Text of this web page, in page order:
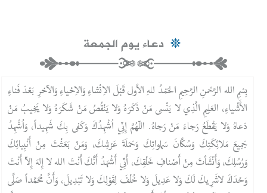
دعاء يوم الجمعة
بِسْمِ الله الرَّحْمنِ الرَّحِيمِ الحَمْدُ للهِ الأول قَبْلَ الاِنْشاءِ وَالاِحْياءِ وَالآخرِ بَعْدَ فَناءِ
الأَشْياءِ، العَلِيمِ الَّذِي لا يَنْسى مَنْ ذَكَرَهُ وَلا يَنْقُصُ مَنْ شَكَرَهُ وَلا يَخِيبُ مَنْ
دَعاهُ وَلا يَقْطَعُ رَجاءَ مَنْ رَجاهُ. اللّهُمَّ إِنِّي اُشْهِدُكَ وَكَفى بِكَ شَهِيداً، وَاُشْهِدُ
جَمِيعَ مَلائِكَتِكَ وَسُكَّانَ سَماواتِكَ وَحَمَلَةَ عَرْشِكَ، وَمَنْ بَعَثْتَ مِنْ أَنْبِيائِكَ
وَرُسُلِكَ، وَأَنْشَأتَ مِنْ أَصْنافِ خَلْقِكَ، أَنِّي أَشْهَدُ أَنَّكَ أَنْتَ الله لا إِلهَ إِلاّ أَنْتَ
وَحْدَكَ لاشَرِيكَ لَكَ وَلا عَدِيلَ وَلا خُلْفَ لِقَوْلِكَ وَلا تَبْدِيلَ، وَأَنَّ مُحَمَّداً صَلَّى